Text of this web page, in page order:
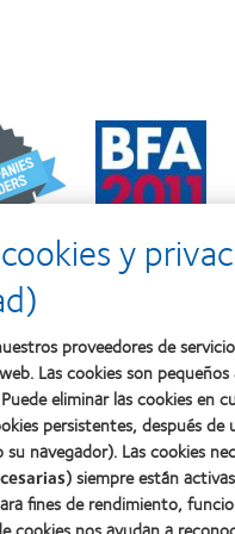
Learn
more
about
2011:
la
mejor
Sobre
Carreras
y
proveedores de
Las cookies son
eliminar las cookies en
persistentes, después
navegador). Las cookies
) siempre están
fines de rendimiento,